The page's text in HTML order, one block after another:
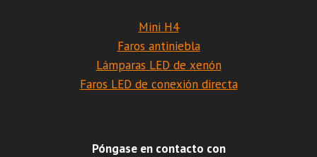
Mini H4
Faros antiniebla
Lámparas LED de xenón
Faros LED de conexión directa
Póngase en contacto con